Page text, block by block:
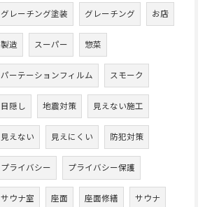
グレーチング塗装 グレーチング お店
製造 スーパー 惣菜
パーテーションフィルム スモーク
目隠し 地震対策 見えない施工
見えない 見えにくい 防犯対策
プライバシー プライバシー保護
サウナ室 座面 座面修繕 サウナ